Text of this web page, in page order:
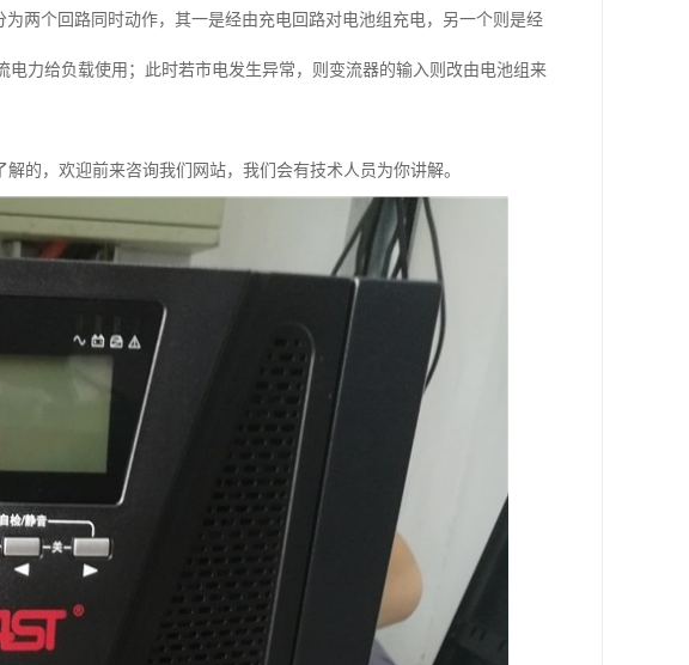
两个回路同时动作，其一是经由充电回路对电池组充电，另一个则是经
力给负载使用；此时若市电发生异常，则变流器的输入则改由电池组来
的，欢迎前来咨询我们网站，我们会有技术人员为你讲解。